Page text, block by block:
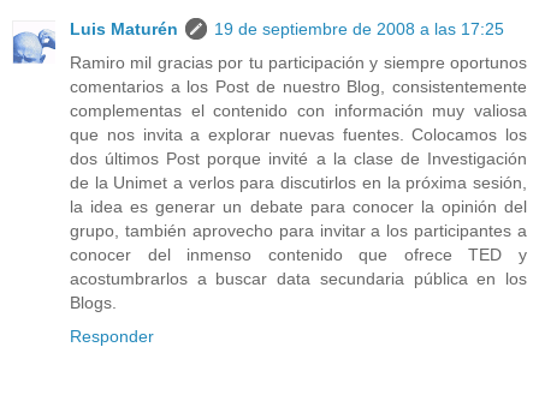
Luis Maturén
19 de septiembre de 2008 a las 17:25
Ramiro mil gracias por tu participación y siempre oportunos
comentarios a los Post de nuestro Blog, consistentemente
complementas el contenido con información muy valiosa
que nos invita a explorar nuevas fuentes. Colocamos los
dos últimos Post porque invité a la clase de Investigación
de la Unimet a verlos para discutirlos en la próxima sesión,
la idea es generar un debate para conocer la opinión del
grupo, también aprovecho para invitar a los participantes a
conocer del inmenso contenido que ofrece TED y
acostumbrarlos a buscar data secundaria pública en los
Blogs.
Responder